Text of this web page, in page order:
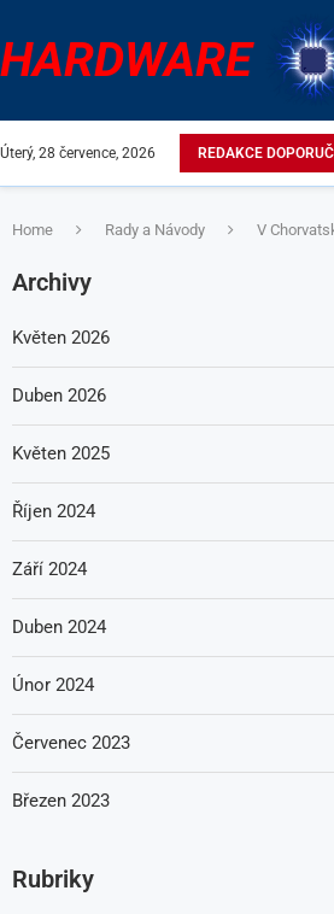
HARDWARE
Úterý, 28 července, 2026 REDAKCE
Home Rady a Návody V
Archivy
Květen 2026
Duben 2026
Květen 2025
Říjen 2024
Září 2024
Duben 2024
Únor 2024
Červenec 2023
Březen 2023
Rubriky